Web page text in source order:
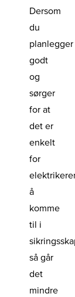
Dersom
du
planlegger
godt
og
sørger
for at
det er
enkelt
for
å
komme
til i
så går
det
mindre